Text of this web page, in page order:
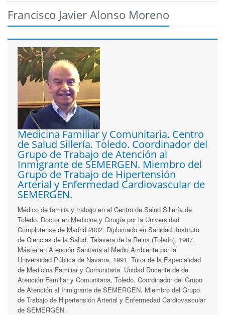
Francisco Javier Alonso Moreno
Medicina Familiar y Comunitaria. Centro
de Salud Sillería. Toledo. Coordinador del
Grupo de Trabajo de Atención al
Inmigrante de SEMERGEN. Miembro del
Grupo de Trabajo de Hipertensión
Arterial y Enfermedad Cardiovascular de
SEMERGEN.
Médico de familia y trabajo en el Centro de Salud Sillería de
Toledo. Doctor en Medicina y Cirugía por la Universidad
Complutense de Madrid 2002. Diplomado en Sanidad. Instituto
de Ciencias de la Salud. Talavera de la Reina (Toledo), 1987.
Máster en Atención Sanitaria al Medio Ambiente por la
Universidad Pública de Navarra, 1991. Tutor de la Especialidad
de Medicina Familiar y Comunitaria. Unidad Docente de de
Atención Familiar y Comunitaria, Toledo. Coordinador del Grupo
de Atención al Inmigrante de SEMERGEN. Miembro del Grupo
de Trabajo de Hipertensión Arterial y Enfermedad Cardiovascular
de SEMERGEN.